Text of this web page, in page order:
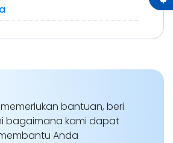
bantuan, beri
bagaimana kami dapat
Anda